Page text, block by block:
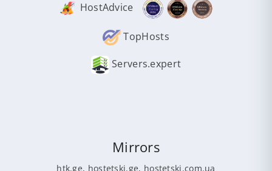
HostAdvice
TopHosts
Servers.expert
Mirrors
htk.ge, hostetski.ge, hostetski.com.ua